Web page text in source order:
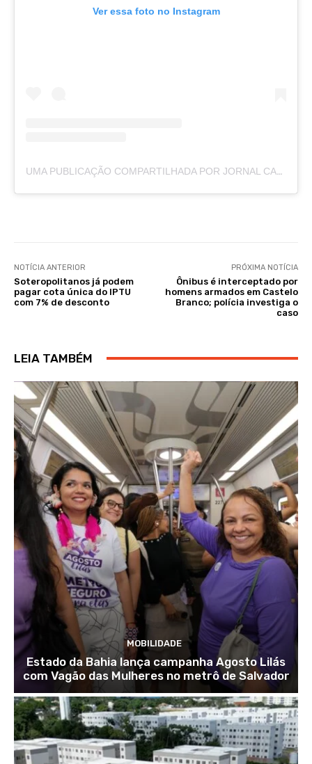
Ver essa foto no Instagram
UMA PUBLICAÇÃO COMPARTILHADA POR JORNAL CAJAZEIRAS (@JORNALCAJAZEIRAS)
NOTÍCIA ANTERIOR
Soteropolitanos já podem
pagar cota única do IPTU
com 7% de desconto
PRÓXIMA NOTÍCIA
Ônibus é interceptado por
homens armados em Castelo
Branco; polícia investiga o
caso
LEIA TAMBÉM
MOBILIDADE
Estado da Bahia lança campanha Agosto Lilás
com Vagão das Mulheres no metrô de Salvador